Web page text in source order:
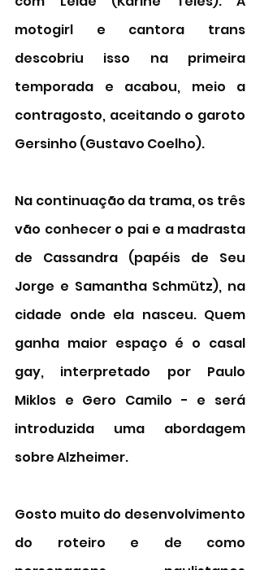
motogirl e cantora trans
descobriu isso na primeira
temporada e acabou, meio a
contragosto, aceitando o garoto
Gersinho (Gustavo Coelho).
Na continuação da trama, os três
vão conhecer o pai e a madrasta
de Cassandra (papéis de Seu
Jorge e Samantha Schmütz), na
cidade onde ela nasceu. Quem
ganha maior espaço é o casal
gay, interpretado por Paulo
Miklos e Gero Camilo - e será
introduzida uma abordagem
sobre Alzheimer.
Gosto muito do desenvolvimento
do roteiro e de como